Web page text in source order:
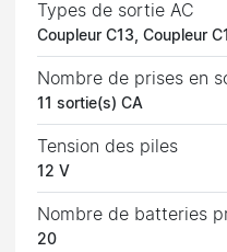
Types de sortie AC
Coupleur C13, Coupleur
Nombre de prises en
11 sortie(s) CA
Tension des piles
12 V
Nombre de batteries
20